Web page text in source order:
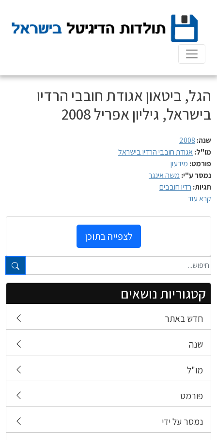
content
טקסט חופשי...
קטגוריות נושאים
חדש באתר
שנה
מו"ל
פורמט
נמסר על ידי
הגל, ביטאון אגודת חובבי הרדיו
בישראל, גיליון אפריל 2008
שנה: 2008
מו"ל: אגודת חובבי הרדיו בישראל
פורמט: מידעון
נמסר ע"י: משה אינגר
תגיות: רדיו חובבים
קרא עוד
לצפייה בתוכן